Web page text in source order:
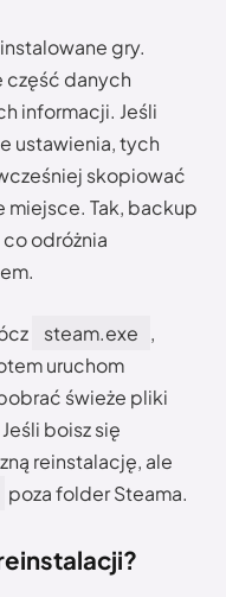
gry.
część danych
informacji. Jeśli
ustawienia, tych
skopiować
miejsce. Tak, backup
odróżnia
steam.exe ,
uruchom
świeże pliki
boisz się
reinstalację, ale
poza folder Steama.